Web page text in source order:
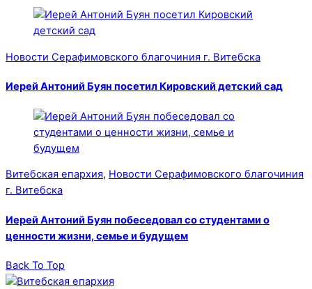
Новости Серафимовского благочиния г. Витебска
Иерей Антоний Буян посетил Кировский детский сад
Витебская епархия, Новости Серафимовского благочиния
г. Витебска
Иерей Антоний Буян побеседовал со студентами о
ценности жизни, семье и будущем
Back To Top